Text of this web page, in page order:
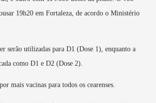
19h20 em Fortaleza, de acordo o Ministério
serão utilizadas para D1 (Dose 1), enquanto a
como D1 e D2 (Dose 2).
mais vacinas para todos os cearenses.